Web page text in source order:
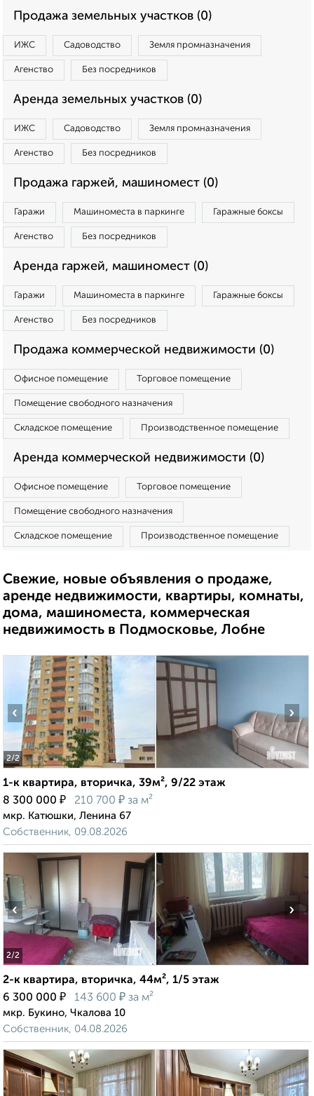
Продажа земельных участков (0)
ИЖС Садоводство Земля промназначения
Агенство Без посредников
Аренда земельных участков (0)
ИЖС Садоводство Земля промназначения
Агенство Без посредников
Продажа гаржей, машиномест (0)
Гаражи Машиноместа в паркинге Гаражные боксы
Агенство Без посредников
Аренда гаржей, машиномест (0)
Гаражи Машиноместа в паркинге Гаражные боксы
Агенство Без посредников
Продажа коммерческой недвижимости (0)
Офисное помещение Торговое помещение
Помещение свободного назначения
Складское помещение Производственное помещение
Аренда коммерческой недвижимости (0)
Офисное помещение Торговое помещение
Помещение свободного назначения
Складское помещение Производственное помещение
Свежие, новые объявления о продаже,
аренде недвижимости, квартиры, комнаты,
дома, машиноместа, коммерческая
недвижимость в Подмосковье, Лобне
2/2
‹ ›
1-к квартира, вторичка, 39м², 9/22 этаж
8 300 000 ₽ 210 700 ₽ за м²
мкр. Катюшки, Ленина 67
Собственник, 09.08.2026
2/2
‹ ›
2-к квартира, вторичка, 44м², 1/5 этаж
6 300 000 ₽ 143 600 ₽ за м²
мкр. Букино, Чкалова 10
Собственник, 04.08.2026